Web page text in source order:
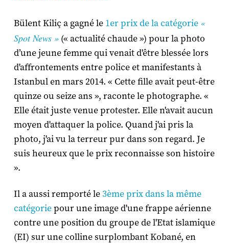
Bülent Kiliç a gagné le 1er prix de la catégorie «
Spot News »(« actualité chaude ») pour la photo
d’une jeune femme qui venait d'être blessée lors
d'affrontements entre police et manifestants à
Istanbul en mars 2014. « Cette fille avait peut-être
quinze ou seize ans », raconte le photographe. «
Elle était juste venue protester. Elle n'avait aucun
moyen d'attaquer la police. Quand j'ai pris la
photo, j'ai vu la terreur pur dans son regard. Je
suis heureux que le prix reconnaisse son histoire
».
Il a aussi remporté le 3ème prix dans la même
catégoriepour une image d'une frappe aérienne
contre une position du groupe de l'Etat islamique
(EI) sur une colline surplombant Kobané, en